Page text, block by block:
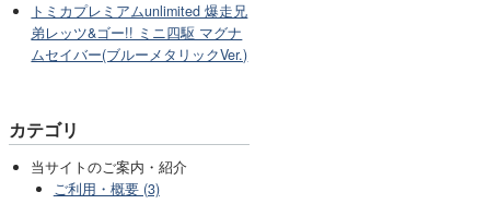
トミカプレミアムunlimited 爆走兄
弟レッツ&ゴー!! ミニ四駆 マグナ
ムセイバー(ブルーメタリックVer.)
カテゴリ
当サイトのご案内・紹介
ご利用・概要 (3)